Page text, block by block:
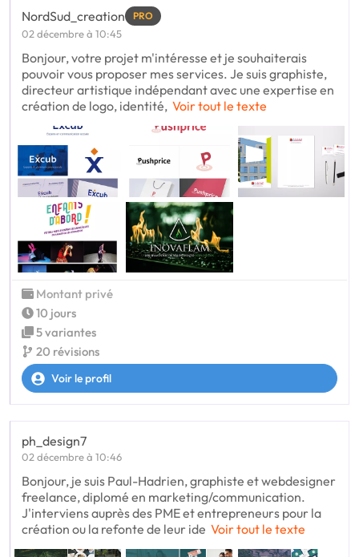
NordSud_creation PRO
02 décembre à 10:45
Bonjour, votre projet m'intéresse et je souhaiterais
pouvoir vous proposer mes services. Je suis graphiste,
directeur artistique indépendant avec une expertise en
création de logo, identité, Voir tout le texte
Montant privé
10 jours
5 variantes
20 révisions
Voir le profil
ph_design7
02 décembre à 10:46
Bonjour, je suis Paul-Hadrien, graphiste et webdesigner
freelance, diplomé en marketing/communication.
J'interviens auprès des PME et entrepreneurs pour la
création ou la refonte de leur ide Voir tout le texte